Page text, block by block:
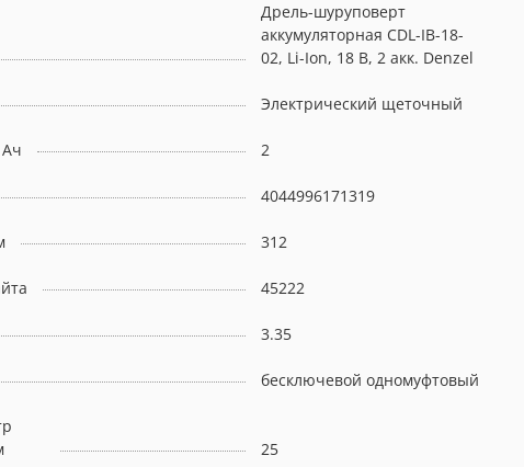
Дрель-шуруповерт
аккумуляторная CDL-IB-18-
02, Li-Ion, 18 В, 2 акк. Denzel
Электрический щеточный
Ач 2
4044996171319
312
45222
3.35
бесключевой одномуфтовый
25